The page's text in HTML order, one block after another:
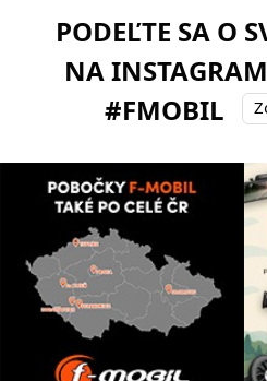
PODEĽTE SA O
NA
#FMOBIL